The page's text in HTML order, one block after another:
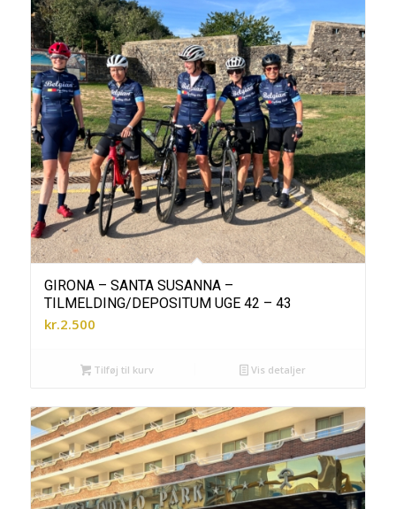
GIRONA – SANTA SUSANNA –
TILMELDING/DEPOSITUM UGE 42 – 43
kr.2.500
Tilføj til kurv Vis detaljer